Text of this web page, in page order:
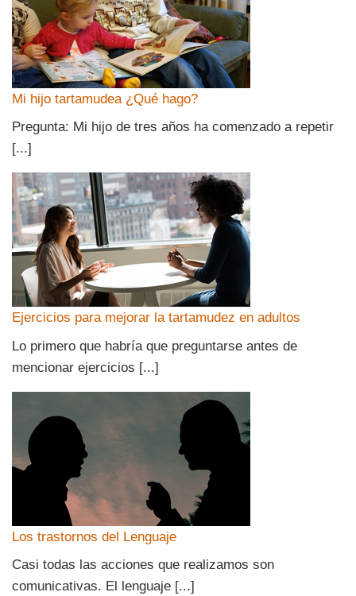
Mi hijo tartamudea ¿Qué hago?
Pregunta: Mi hijo de tres años ha comenzado a repetir
[...]
Ejercicios para mejorar la tartamudez en adultos
Lo primero que habría que preguntarse antes de
mencionar ejercicios [...]
Los trastornos del Lenguaje
Casi todas las acciones que realizamos son
comunicativas. El lenguaje [...]